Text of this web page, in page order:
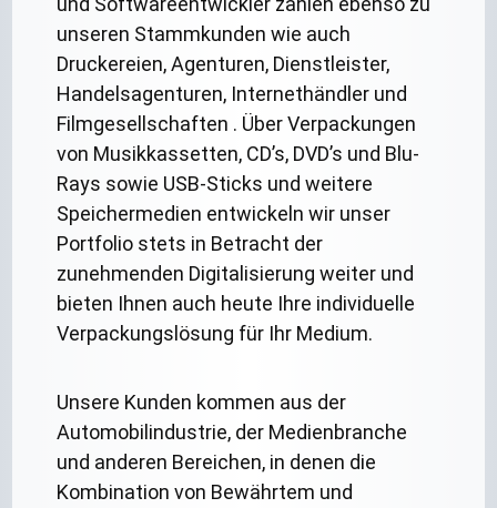
unseren Stammkunden wie auch
Druckereien, Agenturen, Dienstleister,
Handelsagenturen, Internethändler und
Filmgesellschaften . Über Verpackungen
von Musikkassetten, CD’s, DVD’s und Blu-
Rays sowie USB-Sticks und weitere
Speichermedien entwickeln wir unser
Portfolio stets in Betracht der
zunehmenden Digitalisierung weiter und
bieten Ihnen auch heute Ihre individuelle
Verpackungslösung für Ihr Medium.
Unsere Kunden kommen aus der
Automobilindustrie, der Medienbranche
und anderen Bereichen, in denen die
Kombination von Bewährtem und